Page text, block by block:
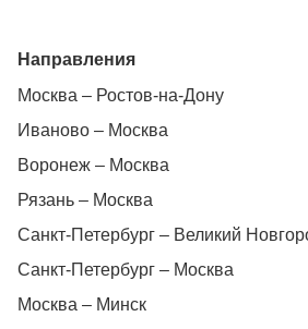
Направления
Москва – Ростов-на-Дону
Иваново – Москва
Воронеж – Москва
Рязань – Москва
Санкт-Петербург – Великий
Санкт-Петербург – Москва
Москва – Минск